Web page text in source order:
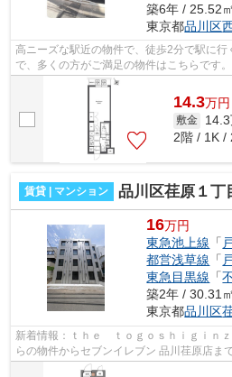
築6年 / 25.52㎡
東京都品川区
高ニーズな駅近の物件で、徒歩2分で駅に
で、多くの方がご満足の物件はこちらです
件です。造りとデザインに関して、自信を...
14.3万円
敷金 14.3
2階 / 1K /
賃貸 | マンション 品川区荏原１丁
16万円
東急池上線 「
都営浅草線 「
東急目黒線 「
築2年 / 30.31㎡
東京都品川区
新着情報：ｔｈｅ ｔｏｇｏｓｈｉｇｉｎ
らの物件からセブンイレブン 品川荏原店ま
装がポイント。通勤やお出かけに便利な...